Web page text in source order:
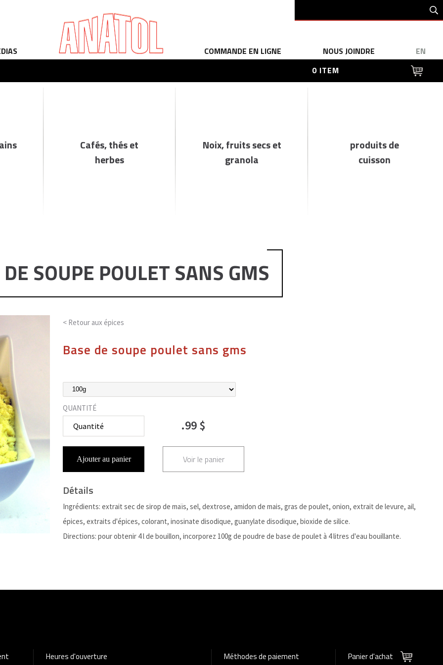
COMMANDE EN LIGNE NOUS JOINDRE
EN
0 ITEM
Cafés, thés et
herbes
Noix, fruits secs et
granola
produits de
cuisson
SOUPE POULET SANS GMS
< Retour aux épices
Base de soupe poulet sans gms
QUANTITÉ
.99 $
Ajouter au panier Voir le panier
Détails
Ingrédients: extrait sec de sirop de maïs, sel, dextrose, amidon de mais, gras de poulet, onion, extrait de levure, ail,
épices, extraits d'épices, colorant, inosinate disodique, guanylate disodique, bioxide de silice.
Directions: pour obtenir 4 l de bouillon, incorporez 100g de poudre de base de poulet à 4 litres d'eau bouillante.
Heures d'ouverture Méthodes de paiement Panier d'achat